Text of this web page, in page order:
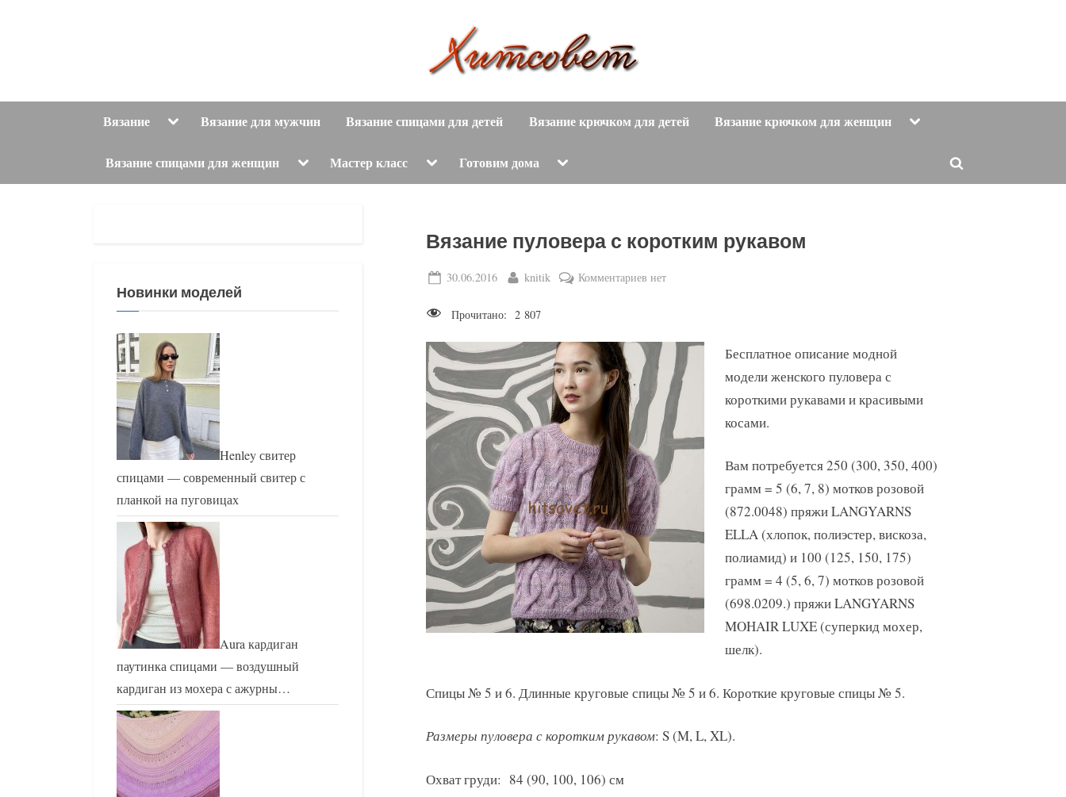
и
т
о
в
е
т
вязание
с
описанием
и
Вязание ToggleВязание для мужчин Вязание спицами для детей Вязание крючком для детей Вязание крючком для женщин Toggle
Вязание спицами для женщин Toggle
menu
Мастер класс Toggle
menu
Готовим дома Toggle
menu
Toggle
Вязание пуловера с коротким рукавом
Posted
30.06.2016 By
knitik Комментариев к
коротким
рукавом
нет
Прочитано: 2 807
Бесплатное описание модной
модели женского пуловера с
короткими рукавами и красивыми
косами.
Вам потребуется 250 (300, 350, 400)
грамм = 5 (6, 7, 8) мотков розовой
(872.0048) пряжи LANGYARNS
ELLA (хлопок, полиэстер, вискоза,
полиамид) и 100 (125, 150, 175)
грамм = 4 (5, 6, 7) мотков розовой
(698.0209.) пряжи LANGYARNS
MOHAIR LUXE (суперкид мохер,
шелк).
Спицы № 5 и 6. Длинные круговые спицы № 5 и 6. Короткие круговые спицы № 5.
Размеры пуловера с коротким рукавом: S (M, L, XL).
Охват груди: 84 (90, 100, 106) см
Новинки моделей
Henley свитер
спицами — современный свитер с
планкой на пуговицах
Aura кардиган
паутинка спицами — воздушный
кардиган из мохера с ажурны…